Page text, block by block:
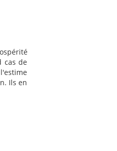
cas de
Ils en